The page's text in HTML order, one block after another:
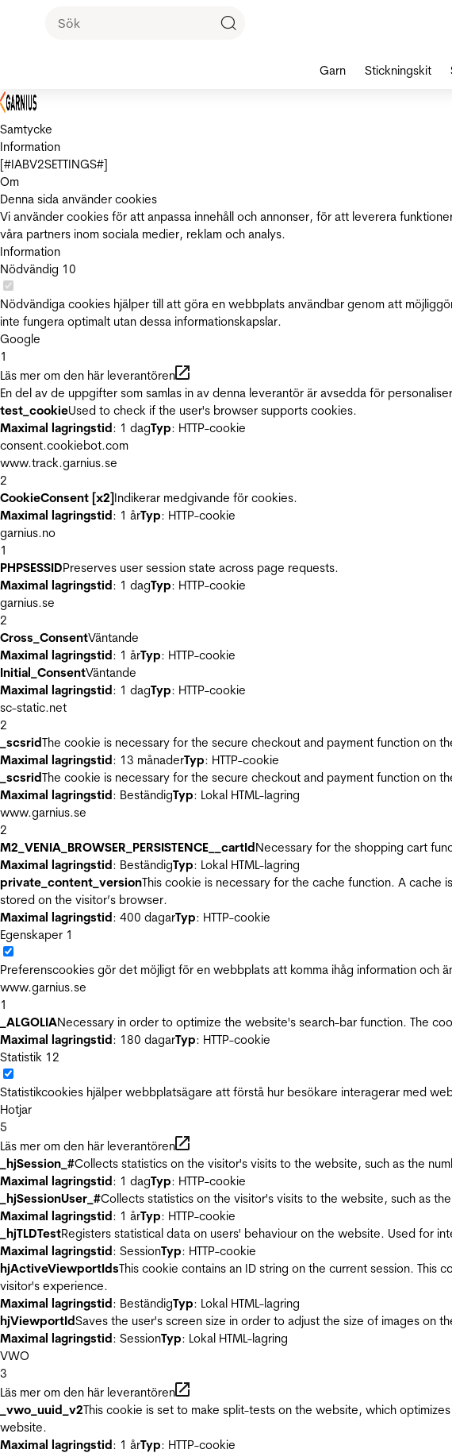
Samtycke
Information
[#IABV2SETTINGS#]
Om
Denna sida använder cookies
Vi använder cookies för att anpassa innehåll och annonser, för att leverera
våra partners inom sociala medier, reklam och analys.
Information
Nödvändig 10
Nödvändiga cookies hjälper till att göra en webbplats användbar genom att
inte fungera optimalt utan dessa informationskapslar.
Google
1
Läs mer om den här leverantören
En del av de uppgifter som samlas in av denna leverantör är avsedda för
test_cookieUsed to check if the user's browser supports cookies.
Maximal lagringstid: 1 dagTyp: HTTP-cookie
consent.cookiebot.com
www.track.garnius.se
2
CookieConsent [x2]Indikerar medgivande för cookies.
Maximal lagringstid: 1 årTyp: HTTP-cookie
garnius.no
1
PHPSESSIDPreserves user session state across page requests.
Maximal lagringstid: 1 dagTyp: HTTP-cookie
garnius.se
2
Cross_ConsentVäntande
Maximal lagringstid: 1 årTyp: HTTP-cookie
Initial_ConsentVäntande
Maximal lagringstid: 1 dagTyp: HTTP-cookie
sc-static.net
2
_scsridThe cookie is necessary for the secure checkout and payment function on
Maximal lagringstid: 13 månaderTyp: HTTP-cookie
_scsridThe cookie is necessary for the secure checkout and payment function on
Maximal lagringstid: BeständigTyp: Lokal HTML-lagring
www.garnius.se
2
M2_VENIA_BROWSER_PERSISTENCE__cartIdNecessary for the shopping cart
Maximal lagringstid: BeständigTyp: Lokal HTML-lagring
private_content_versionThis cookie is necessary for the cache function. A
stored on the visitor’s browser.
Maximal lagringstid: 400 dagarTyp: HTTP-cookie
Egenskaper 1
Preferenscookies gör det möjligt för en webbplats att komma ihåg information
www.garnius.se
1
_ALGOLIANecessary in order to optimize the website's search-bar function. The
Maximal lagringstid: 180 dagarTyp: HTTP-cookie
Statistik 12
Statistikcookies hjälper webbplatsägare att förstå hur besökare interagerar med
Hotjar
5
Läs mer om den här leverantören
_hjSession_#Collects statistics on the visitor's visits to the website, such as the
Maximal lagringstid: 1 dagTyp: HTTP-cookie
_hjSessionUser_#Collects statistics on the visitor's visits to the website, such as
Maximal lagringstid: 1 årTyp: HTTP-cookie
_hjTLDTestRegisters statistical data on users' behaviour on the website. Used for
Maximal lagringstid: SessionTyp: HTTP-cookie
hjActiveViewportIdsThis cookie contains an ID string on the current session. This
visitor's experience.
Maximal lagringstid: BeständigTyp: Lokal HTML-lagring
hjViewportIdSaves the user's screen size in order to adjust the size of images on
Maximal lagringstid: SessionTyp: Lokal HTML-lagring
VWO
3
Läs mer om den här leverantören
_vwo_uuid_v2This cookie is set to make split-tests on the website, which
website.
Maximal lagringstid: 1 årTyp: HTTP-cookie
Garn Stickningskit